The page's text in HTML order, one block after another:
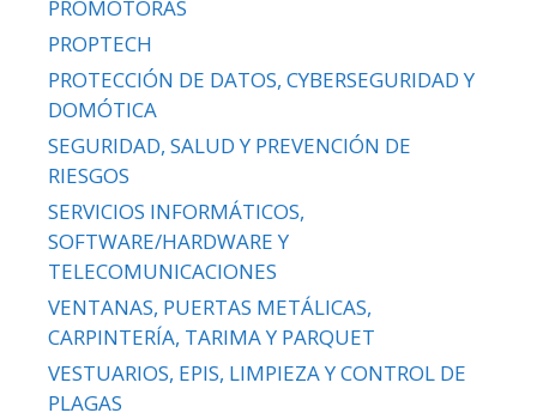
PROMOTORAS
PROPTECH
PROTECCIÓN DE DATOS, CYBERSEGURIDAD Y
DOMÓTICA
SEGURIDAD, SALUD Y PREVENCIÓN DE
RIESGOS
SERVICIOS INFORMÁTICOS,
SOFTWARE/HARDWARE Y
TELECOMUNICACIONES
VENTANAS, PUERTAS METÁLICAS,
CARPINTERÍA, TARIMA Y PARQUET
VESTUARIOS, EPIS, LIMPIEZA Y CONTROL DE
PLAGAS